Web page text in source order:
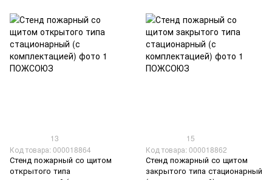
13
Код товара: 000018864
Стенд пожарный со щитом
открытого типа
15
Код товара: 000018862
Стенд пожарный со щитом
закрытого типа стационарный